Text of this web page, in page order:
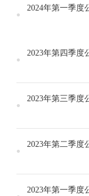
2024年第一季度
2023年第四季度
2023年第三季度
2023年第二季度
2023年第一季度